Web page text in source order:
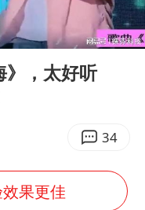
秋莹孙亚鹏亮相
过夜被收150元
了吗
停课
商场现钱学森巨幅海报 负责人回应
高质量发展
05:09
》，太好听
34
果更佳